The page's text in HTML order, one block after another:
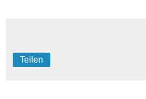
Teilen